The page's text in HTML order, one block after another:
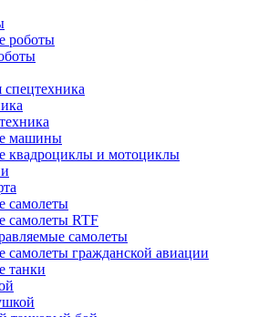
роботы
спецтехника
машины
квадроциклы и мотоциклы
самолеты
самолеты RTF
самолеты
самолеты гражданской авиации
танки